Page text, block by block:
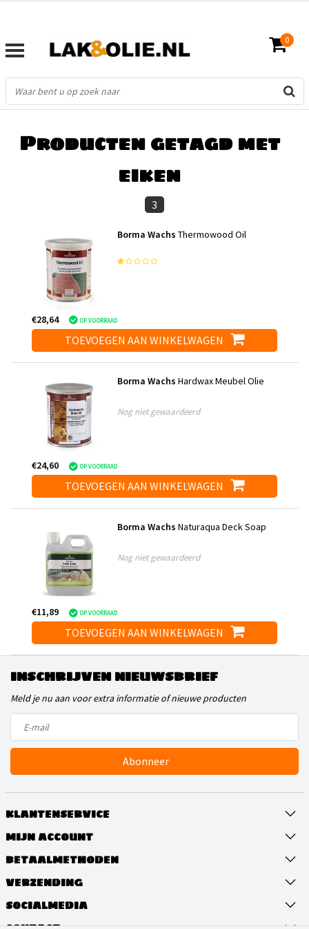
0
Producten getagd met
eiken
3
Borma Wachs Thermowood Oil
€28,64 OP VOORRAAD
TOEVOEGEN AAN WINKELWAGEN
Borma Wachs Hardwax Meubel Olie
Nog niet gewaardeerd
€24,60 OP VOORRAAD
TOEVOEGEN AAN WINKELWAGEN
Borma Wachs Naturaqua Deck Soap
Nog niet gewaardeerd
€11,89 OP VOORRAAD
TOEVOEGEN AAN WINKELWAGEN
INSCHRIJVEN NIEUWSBRIEF
Meld je nu aan voor extra informatie of nieuwe producten
Abonneer
KLANTENSERVICE
MIJN ACCOUNT
BETAALMETHODEN
VERZENDING
SOCIALMEDIA